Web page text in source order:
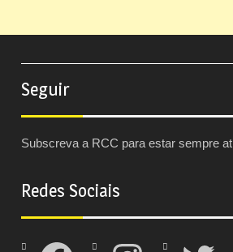
Seguir
Subscreva a RCC para estar sempre
Redes Sociais
Facebook Instagram Twitter